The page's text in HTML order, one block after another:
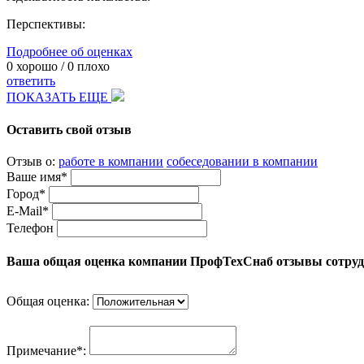
Перспективы:
Подробнее об оценках
0 хорошо /0 плохо
ответить
ПОКАЗАТЬ ЕЩЕ
Оставить свой отзыв
Отзыв о: работе в компании собеседовании в компании
Ваше имя*
Город*
E-Mail*
Телефон
Ваша общая оценка компании ПрофТехСнаб отзывы
Общая оценка:
Примечание*: